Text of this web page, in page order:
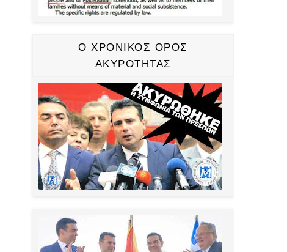
Ο ΧΡΟΝΙΚΟΣ ΟΡΟΣ
ΑΚΥΡΟΤΗΤΑΣ